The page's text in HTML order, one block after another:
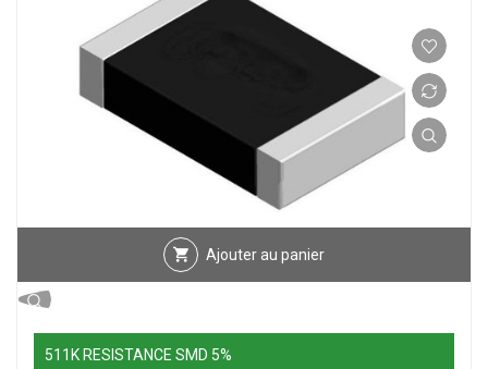
Ajouter au panier
511K RESISTANCE SMD 5%